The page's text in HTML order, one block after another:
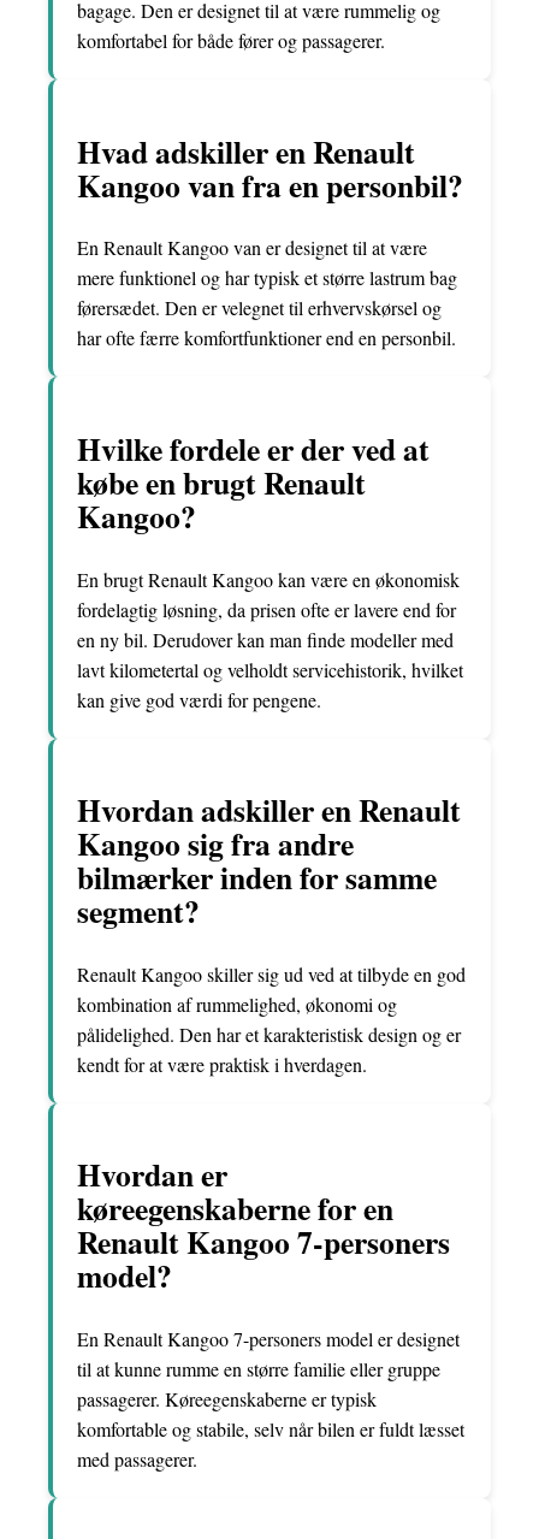
bagage. Den er designet til at være rummelig og
komfortabel for både fører og passagerer.
Hvad adskiller en Renault
Kangoo van fra en personbil?
En Renault Kangoo van er designet til at være
mere funktionel og har typisk et større lastrum bag
førersædet. Den er velegnet til erhvervskørsel og
har ofte færre komfortfunktioner end en personbil.
Hvilke fordele er der ved at
købe en brugt Renault
Kangoo?
En brugt Renault Kangoo kan være en økonomisk
fordelagtig løsning, da prisen ofte er lavere end for
en ny bil. Derudover kan man finde modeller med
lavt kilometertal og velholdt servicehistorik, hvilket
kan give god værdi for pengene.
Hvordan adskiller en Renault
Kangoo sig fra andre
bilmærker inden for samme
segment?
Renault Kangoo skiller sig ud ved at tilbyde en god
kombination af rummelighed, økonomi og
pålidelighed. Den har et karakteristisk design og er
kendt for at være praktisk i hverdagen.
Hvordan er
køreegenskaberne for en
Renault Kangoo 7-personers
model?
En Renault Kangoo 7-personers model er designet
til at kunne rumme en større familie eller gruppe
passagerer. Køreegenskaberne er typisk
komfortable og stabile, selv når bilen er fuldt læsset
med passagerer.